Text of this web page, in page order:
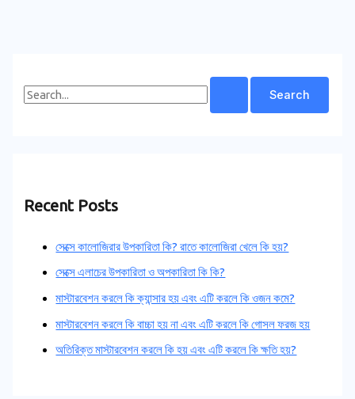
Recent Posts
সেক্সে কালোজিরার উপকারিতা কি? রাতে কালোজিরা খেলে কি হয়?
সেক্সে এলাচের উপকারিতা ও অপকারিতা কি কি?
মাস্টারবেশন করলে কি ক্যান্সার হয় এবং এটি করলে কি ওজন কমে?
মাস্টারবেশন করলে কি বাচ্চা হয় না এবং এটি করলে কি গোসল ফরজ হয়
অতিরিক্ত মাস্টারবেশন করলে কি হয় এবং এটি করলে কি ক্ষতি হয়?